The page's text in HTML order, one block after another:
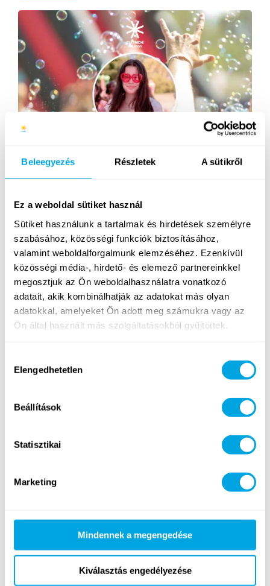
Beleegyezés Részletek A sütikről
Ez a weboldal sütiket használ
Sütiket használunk a tartalmak és hirdetések személyre
szabásához, közösségi funkciók biztosításához,
valamint weboldalforgalmunk elemzéséhez. Ezenkívül
közösségi média-, hirdető- és elemező partnereinkkel
megosztjuk az Ön weboldalhasználatra vonatkozó
adatait, akik kombinálhatják az adatokat más olyan
adatokkal, amelyeket Ön adott meg számukra vagy az
Ön által használt más szolgáltatásokból gyűjtöttek.
kiválasztása
Elengedhetetlen
Beállítások
Statisztikai
Marketing
Mindennek a megengedése
Kiválasztás engedélyezése
Téged is újra vár a balatoni nyár! Egy hét ahol minden
az idei Campers’ Choice győztes Funside Fesztivál
témájú héten, ahol egy fergeteges bulis héttel
búcsúzunk a 2024-es nyártól! Fények, buli, jó
hangulat, a vonat nem vár, de mi már nagyon várjuk a
Fesztivál 0. napját: a vasárnapi…
A 4. HÉT TÉMÁJA: PARIS 2024
2024. február 15. csütörtök